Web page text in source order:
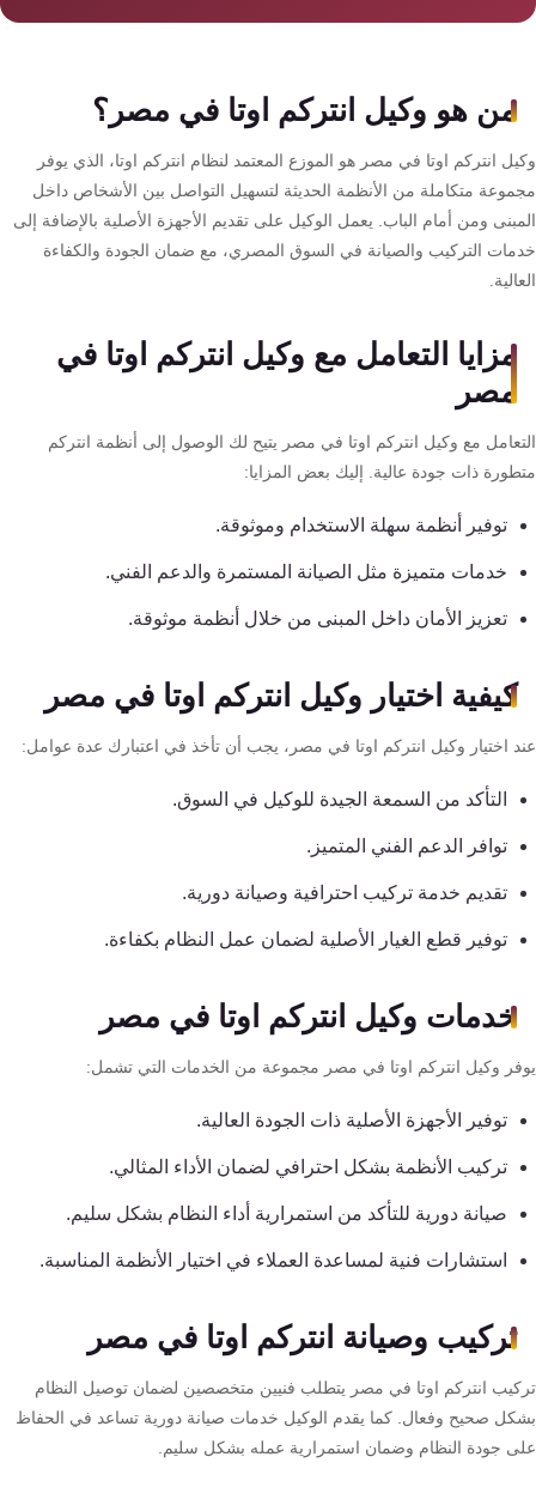
من هو وكيل انتركم اوتا في مصر؟
انتركم اوتا في مصر هو الموزع المعتمد لنظام انتركم اوتا، الذي يوفر
متكاملة من الأنظمة الحديثة لتسهيل التواصل بين الأشخاص داخل
ومن أمام الباب. يعمل الوكيل على تقديم الأجهزة الأصلية بالإضافة إلى
التركيب والصيانة في السوق المصري، مع ضمان الجودة والكفاءة
مزايا التعامل مع وكيل انتركم اوتا في
مصر
مع وكيل انتركم اوتا في مصر يتيح لك الوصول إلى أنظمة انتركم
ذات جودة عالية. إليك بعض المزايا:
توفير أنظمة سهلة الاستخدام وموثوقة.
خدمات متميزة مثل الصيانة المستمرة والدعم الفني.
تعزيز الأمان داخل المبنى من خلال أنظمة موثوقة.
كيفية اختيار وكيل انتركم اوتا في مصر
اختيار وكيل انتركم اوتا في مصر، يجب أن تأخذ في اعتبارك عدة عوامل:
التأكد من السمعة الجيدة للوكيل في السوق.
توافر الدعم الفني المتميز.
تقديم خدمة تركيب احترافية وصيانة دورية.
توفير قطع الغيار الأصلية لضمان عمل النظام بكفاءة.
خدمات وكيل انتركم اوتا في مصر
وكيل انتركم اوتا في مصر مجموعة من الخدمات التي تشمل:
توفير الأجهزة الأصلية ذات الجودة العالية.
تركيب الأنظمة بشكل احترافي لضمان الأداء المثالي.
صيانة دورية للتأكد من استمرارية أداء النظام بشكل سليم.
استشارات فنية لمساعدة العملاء في اختيار الأنظمة المناسبة.
تركيب وصيانة انتركم اوتا في مصر
انتركم اوتا في مصر يتطلب فنيين متخصصين لضمان توصيل النظام
صحيح وفعال. كما يقدم الوكيل خدمات صيانة دورية تساعد في الحفاظ
جودة النظام وضمان استمرارية عمله بشكل سليم.
ساوند
حلول
أمنية
للشركات
جهاز
بصمة
الحضور
والانصراف
شبكات
المحمول
انتركم
أنظمة
السرقة
إنذار
أكسيس